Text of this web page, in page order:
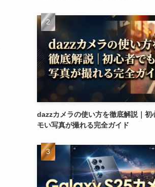
dazzカメラの使い方を徹底解説｜初
モい写真が撮れる完全ガイド